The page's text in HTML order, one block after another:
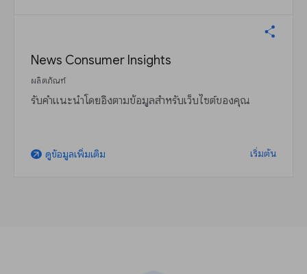
News Consumer Insights
ผลิตภัณฑ์
รับคำแนะนำโดยอิงตามข้อมูลสำหรับเว็บไซต์ของคุณ
arrow_outward ดูข้อมูลเพิ่มเติม เริ่มต้น